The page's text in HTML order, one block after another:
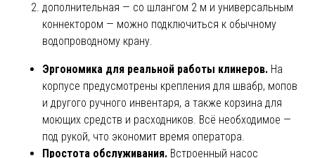
дополнительная — со шлангом 2 м и универсальным
коннектором — можно подключиться к обычному
водопроводному крану.
Эргономика для реальной работы клинеров. На
корпусе предусмотрены крепления для швабр, мопов
и другого ручного инвентаря, а также корзина для
моющих средств и расходников. Всё необходимое —
под рукой, что экономит время оператора.
Простота обслуживания. Встроенный насос